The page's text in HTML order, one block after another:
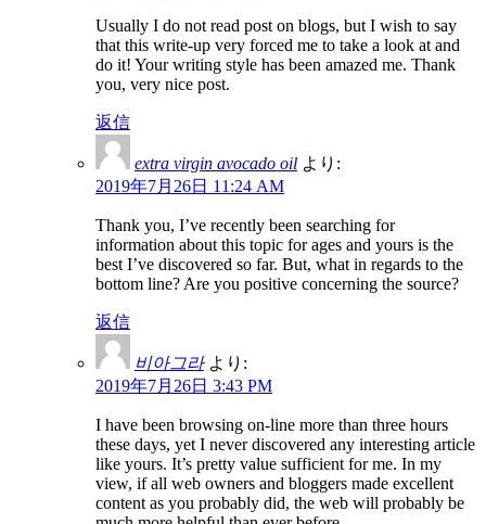
Usually I do not read post on blogs, but I wish to say
that this write-up very forced me to take a look at and
do it! Your writing style has been amazed me. Thank
you, very nice post.
返信
extra virgin avocado oil より:
2019年7月26日 11:24 AM
Thank you, I’ve recently been searching for
information about this topic for ages and yours is the
best I’ve discovered so far. But, what in regards to the
bottom line? Are you positive concerning the source?
返信
비아그라 より:
2019年7月26日 3:43 PM
I have been browsing on-line more than three hours
these days, yet I never discovered any interesting article
like yours. It’s pretty value sufficient for me. In my
view, if all web owners and bloggers made excellent
content as you probably did, the web will probably be